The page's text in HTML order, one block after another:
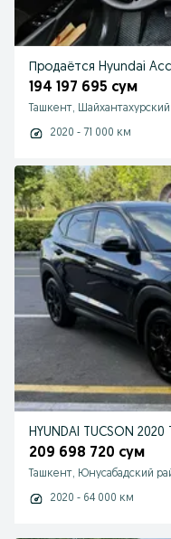
Продаётся Hyundai
194 197 695 сум
Ташкент,
2020 - 71 000 км
HYUNDAI
209 698 720 сум
Ташкент, Юнусабадский
2020 - 64 000 км